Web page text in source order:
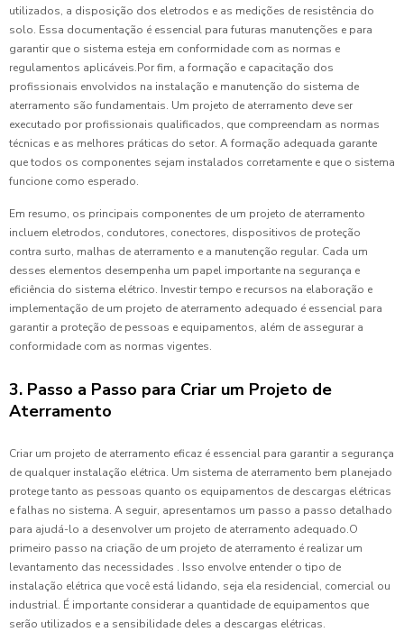
utilizados, a disposição dos eletrodos e as medições de resistência do
solo. Essa documentação é essencial para futuras manutenções e para
garantir que o sistema esteja em conformidade com as normas e
regulamentos aplicáveis.Por fim, a formação e capacitação dos
profissionais envolvidos na instalação e manutenção do sistema de
aterramento são fundamentais. Um projeto de aterramento deve ser
executado por profissionais qualificados, que compreendam as normas
técnicas e as melhores práticas do setor. A formação adequada garante
que todos os componentes sejam instalados corretamente e que o sistema
funcione como esperado.
Em resumo, os principais componentes de um projeto de aterramento
incluem eletrodos, condutores, conectores, dispositivos de proteção
contra surto, malhas de aterramento e a manutenção regular. Cada um
desses elementos desempenha um papel importante na segurança e
eficiência do sistema elétrico. Investir tempo e recursos na elaboração e
implementação de um projeto de aterramento adequado é essencial para
garantir a proteção de pessoas e equipamentos, além de assegurar a
conformidade com as normas vigentes.
3. Passo a Passo para Criar um Projeto de
Aterramento
Criar um projeto de aterramento eficaz é essencial para garantir a segurança
de qualquer instalação elétrica. Um sistema de aterramento bem planejado
protege tanto as pessoas quanto os equipamentos de descargas elétricas
e falhas no sistema. A seguir, apresentamos um passo a passo detalhado
para ajudá-lo a desenvolver um projeto de aterramento adequado.O
primeiro passo na criação de um projeto de aterramento é realizar um
levantamento das necessidades . Isso envolve entender o tipo de
instalação elétrica que você está lidando, seja ela residencial, comercial ou
industrial. É importante considerar a quantidade de equipamentos que
serão utilizados e a sensibilidade deles a descargas elétricas.